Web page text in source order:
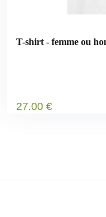
T-shirt - femme ou
27.00 €